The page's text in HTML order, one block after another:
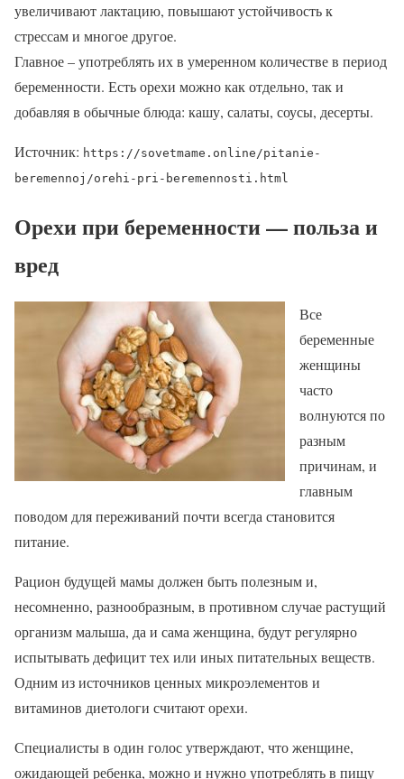
увеличивают лактацию, повышают устойчивость к
стрессам и многое другое.
Главное – употреблять их в умеренном количестве в период
беременности. Есть орехи можно как отдельно, так и
добавляя в обычные блюда: кашу, салаты, соусы, десерты.
Источник: https://sovetmame.online/pitanie-
beremennoj/orehi-pri-beremennosti.html
Орехи при беременности — польза и
вред
Все
беременные
женщины
часто
волнуются по
разным
причинам, и
главным
поводом для переживаний почти всегда становится
питание.
Рацион будущей мамы должен быть полезным и,
несомненно, разнообразным, в противном случае растущий
организм малыша, да и сама женщина, будут регулярно
испытывать дефицит тех или иных питательных веществ.
Одним из источников ценных микроэлементов и
витаминов диетологи считают орехи.
Специалисты в один голос утверждают, что женщине,
ожидающей ребенка, можно и нужно употреблять в пищу